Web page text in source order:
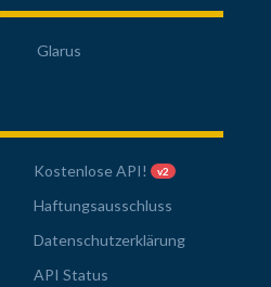
Glarus
Kostenlose API! v2
Haftungsausschluss
Datenschutzerklärung
API Status